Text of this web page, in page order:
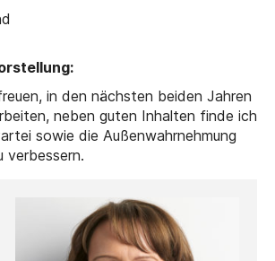
in den nächsten beiden Jahren
neben guten Inhalten finde ich
sowie die Außenwahrnehmung
verbessern.